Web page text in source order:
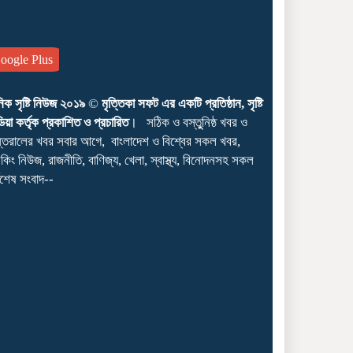
Plus
সৃষ্টি নিউজ ২০১৯©মৃত্তিকা সফট এর একটি প্রতিষ্ঠান, সৃষ্টি
কর্তৃক প্রকাশিত ও প্রচারিত। সঠিক ও বস্তুুনিষ্ঠ খবর ও
খবর সবার আগে, বাংলাদেশ ও বিশ্বের সকল খবর,
নিউজ, রাজনীতি, বাণিজ্য, খেলা, স্বাস্থ্য, বিনোদনসহ সকল
সংবাদ--